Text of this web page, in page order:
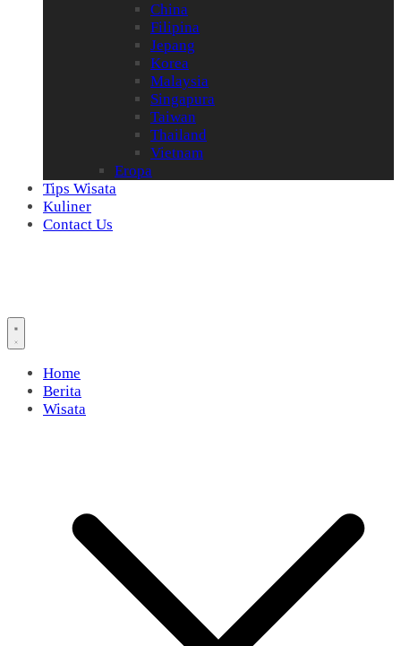
China
Filipina
Jepang
Korea
Malaysia
Singapura
Taiwan
Thailand
Vietnam
Eropa
Tips Wisata
Kuliner
Contact Us
Home
Berita
Wisata